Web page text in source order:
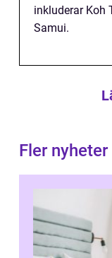
inkluderar Koh
Samui.
Fler nyheter